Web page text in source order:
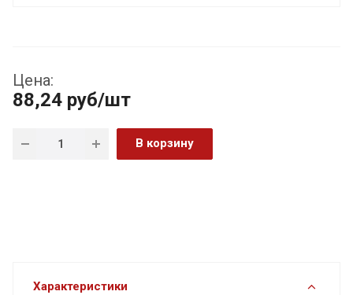
Цена:
88,24 руб/шт
В корзину
Характеристики